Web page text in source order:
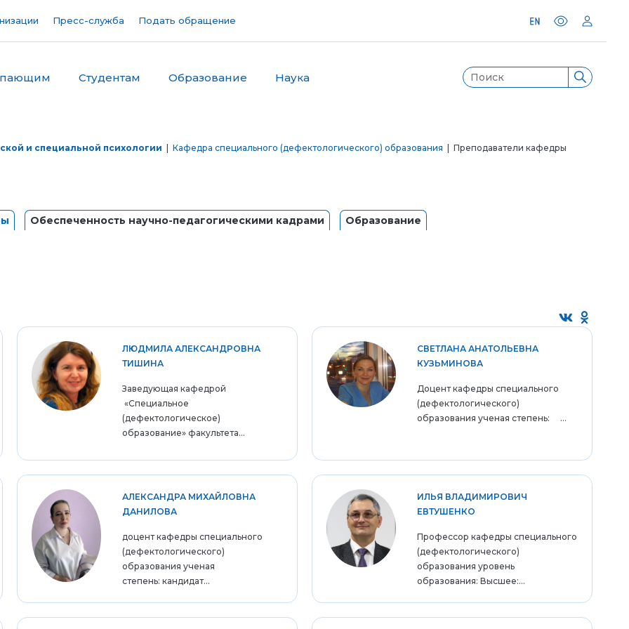
Пресс-служба Подать обращение
Студентам Образование Наука
и специальной психологии Кафедра специального (дефектологического) образования | Преподаватели кафедры
Обеспеченность научно-педагогическими кадрами Образование
ЛЮДМИЛА АЛЕКСАНДРОВНА
ТИШИНА
Заведующая кафедрой
«Специальное
(дефектологическое)
образование» факультета...
СВЕТЛАНА АНАТОЛЬЕВНА
КУЗЬМИНОВА
Доцент кафедры специального
(дефектологического)
образования ученая степень: ...
АЛЕКСАНДРА МИХАЙЛОВНА
ДАНИЛОВА
доцент кафедры специального
(дефектологического)
образования ученая
степень: кандидат...
ИЛЬЯ ВЛАДИМИРОВИЧ
ЕВТУШЕНКО
Профессор кафедры специального
(дефектологического)
образования уровень
образования: Высшее:...